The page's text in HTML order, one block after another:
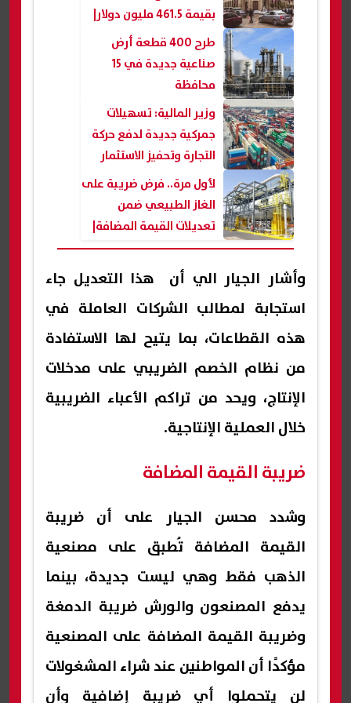
بقيمة 461.5 مليون دولار|
عاجل
طرح 400 قطعة أرض
صناعية جديدة في 15
محافظة
وزير المالية: تسهيلات
جمركية جديدة لدفع حركة
التجارة وتحفيز الاستثمار
لأول مرة.. فرض ضريبة على
الغاز الطبيعي ضمن
تعديلات القيمة المضافة|
عاجل
وأشار الجيار الي أن هذا التعديل جاء
استجابة لمطالب الشركات العاملة في
هذه القطاعات، بما يتيح لها الاستفادة
من نظام الخصم الضريبي على مدخلات
الإنتاج، ويحد من تراكم الأعباء الضريبية
خلال العملية الإنتاجية.
ضريبة القيمة المضافة
وشدد محسن الجيار على أن ضريبة
القيمة المضافة تُطبق على مصنعية
الذهب فقط وهي ليست جديدة، بينما
يدفع المصنعون والورش ضريبة الدمغة
وضريبة القيمة المضافة على المصنعية
مؤكدًا أن المواطنين عند شراء المشغولات
لن يتحملوا أي ضريبة إضافية وأن